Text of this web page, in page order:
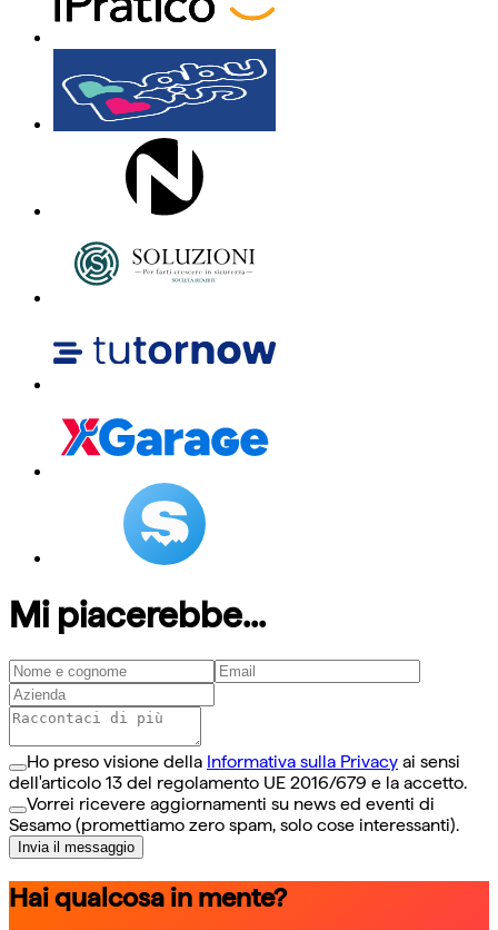
Mi piacerebbe...
Ho preso visione della Informativa sulla Privacy ai sensi
dell'articolo 13 del regolamento UE 2016/679 e la accetto.
Vorrei ricevere aggiornamenti su news ed eventi di
Sesamo (promettiamo zero spam, solo cose interessanti).
Invia il messaggio
Hai qualcosa in mente?